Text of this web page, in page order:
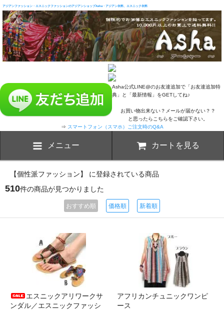
アジアンファッション・エスニックファッションのアジアンショップAsha・アジアン衣料、エスニック衣料
Asha公式LINE@のお友達追加で「お友達追加特
典」と「最新情報」をGETしてね♪
お買い物出来ない？メールが届かない？？
と思ったらこちらをご確認下さい。
⇒ スマートフォン（スマホ）ご注文時のQ&A
メニュー カートを見る
【個性派ファッション】 に登録されている商品
510件の商品が見つかりました
おすすめ順 価格順 新着順
エスニックアリワークサ
ンダル／エスニックファッシ
アフリカンチュニックワンピ
ース